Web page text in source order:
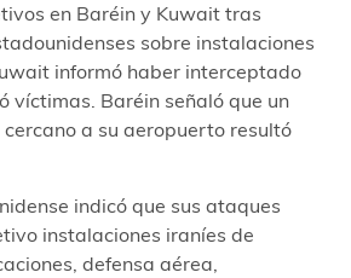
en Baréin y Kuwait tras
sobre instalaciones
informó haber interceptado
víctimas. Baréin señaló que un
a su aeropuerto resultó
indicó que sus ataques
instalaciones iraníes de
defensa aérea,